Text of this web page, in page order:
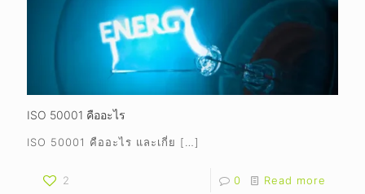
ISO 50001 คืออะไร
ISO 50001 คืออะไร และเกี่ย […]
2 0 Read more